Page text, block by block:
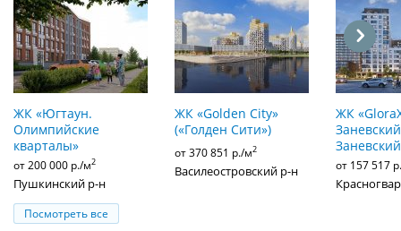
ЖК «Югтаун.
Олимпийские
кварталы»
от 200 000 р./м2
Пушкинский р-н
ЖК «Golden City»
(«Голден Сити»)
от 370 851 р./м2
Василеостровский р-н
ЖК
от 157 517
Посмотреть все